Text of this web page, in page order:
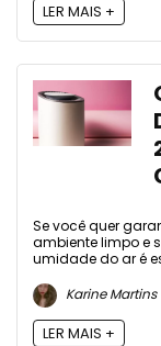
LER MAIS +
Se você quer
ambiente limpo e
umidade do ar é
Karine Martins
LER MAIS +